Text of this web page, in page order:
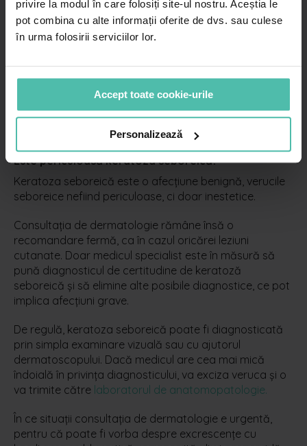
privire la modul în care folosiți site-ul nostru. Aceștia le
pot combina cu alte informații oferite de dvs. sau culese
în urma folosirii serviciilor lor.
Accept toate cookie-urile
Personalizează
Chiuretaj- indepărtare mecanică prin
raclarea leziunii
câteva puncte de xilină la baza acesteia. Este una
dintre cele mai folosite metode, una dintre celel mai
eficientă și care se vindecă frumos.
Este periculoasă keratoza seboreică?
Keratoza seboreică este o afecțiune benignă, verucile
seboreice nefiind periculoase, ci doar inestetice.
Consultația de dermatologie rămâne însă o
recomandare fermă, ca în cazul oricărei leziuni
cutanate. Doar medicul specialist este în măsură să
pună diagnosticul de certitudine de keratoză
seboreică și să elimine alte posibile diagnostice, ce pot
implica afecțiuni grave.
De regulă, keratoza seboreică poate fi diagnosticată
prin simpla examinare vizuală sau cu ajutorul
dermatoscopului. Dacă medicul are cea mai mică
îndoială în privința diagnosticului, va exciza veruca și o
va trimite către laboratorul de anatomopatologie.
În ce situații consultația de dermatologie e urgentă,
pentru că poate fi vorba despre excrescențe cu